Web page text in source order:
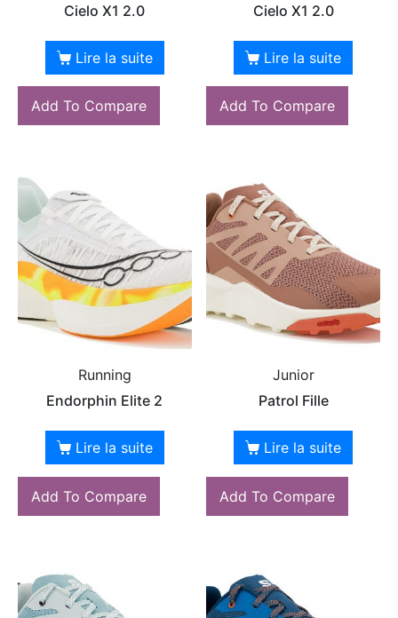
Cielo X1 2.0
Lire la suite
Add To Compare
Cielo X1 2.0
Lire la suite
Add To Compare
Running
Endorphin Elite 2
Lire la suite
Add To Compare
Junior
Patrol Fille
Lire la suite
Add To Compare